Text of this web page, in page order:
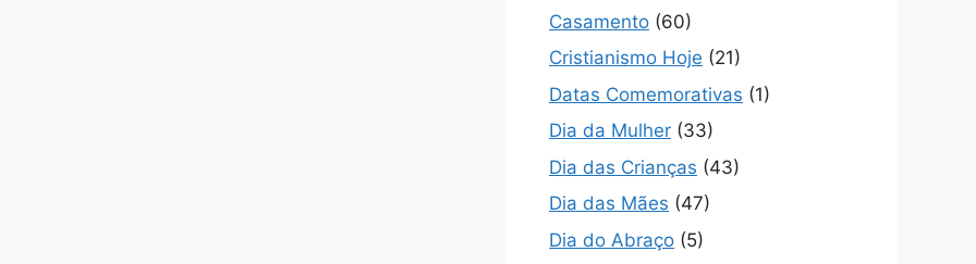
Casamento (60)
Cristianismo Hoje (21)
Datas Comemorativas (1)
Dia da Mulher (33)
Dia das Crianças (43)
Dia das Mães (47)
Dia do Abraço (5)